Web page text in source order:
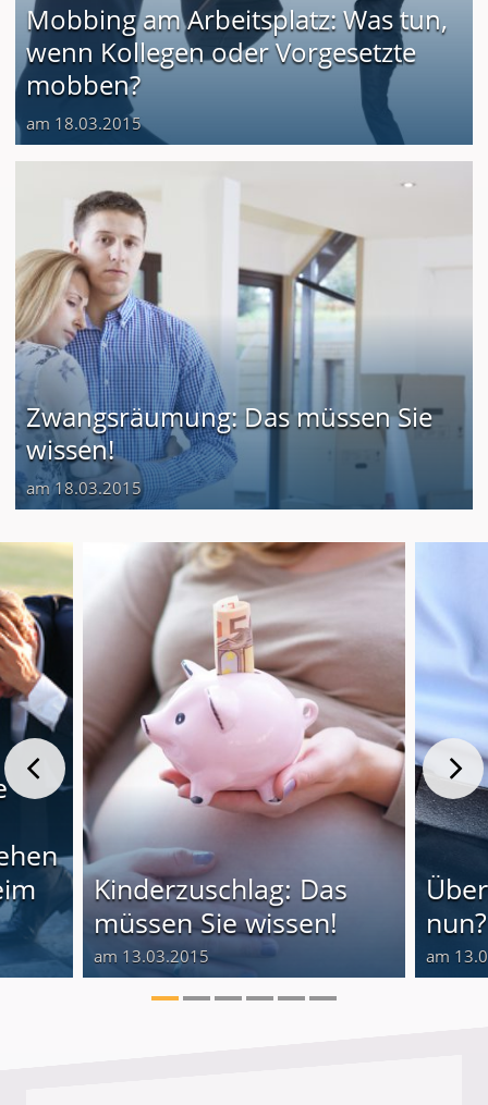
Mobbing am Arbeitsplatz: Was tun,
wenn Kollegen oder Vorgesetzte
mobben?
am 18.03.2015
Zwangsräumung: Das müssen Sie
wissen!
am 18.03.2015
Kinderzuschlag: Das
müssen Sie wissen!
am 13.03.2015
nun?
am